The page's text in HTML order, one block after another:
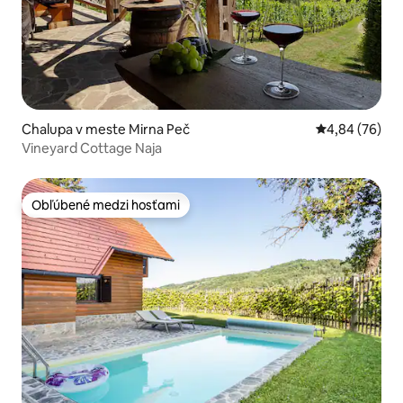
Chalupa v meste Mirna Peč Priemerné
4,84 (76)
Vineyard Cottage Naja
Obľúbené medzi hosťami
Obľúbené medzi hosťami